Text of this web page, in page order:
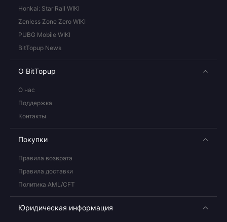
Honkai: Star Rail WIKI
Zenless Zone Zero WIKI
PUBG Mobile WIKI
BitTopup News
О BitTopup
О нас
Поддержка
Контакты
Покупки
Правила возврата
Правила доставки
Политика AML/CFT
Юридическая информация